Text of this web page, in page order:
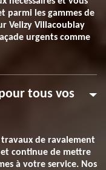
parmi les gammes de
Velizy Villacoublay
urgents comme
tous vos
de ravalement
et continue de mettre
à votre service. Nos